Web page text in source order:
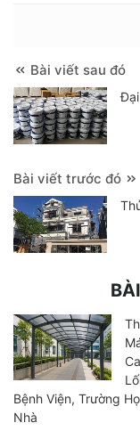
Bài viết sau đó
Đại
Bài viết trước đó
Bệnh Viện, Trường
Nhà